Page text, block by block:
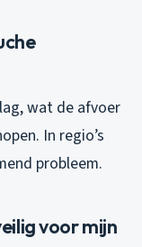
wat de afvoer
In regio’s
probleem.
voor mijn